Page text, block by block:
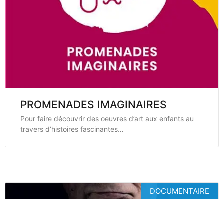
PROMENADES IMAGINAIRES
Pour faire découvrir des oeuvres d’art aux enfants au
travers d’histoires fascinantes…
DOCUMENTAIRE